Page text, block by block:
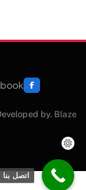
by. Blaze
اتصل بنا